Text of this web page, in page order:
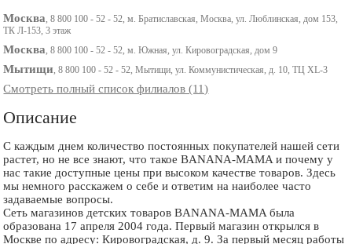
Москва, 8 800 100 - 52 - 52, м. Братиславская, Москва, ул. Люблинская, дом 153,
ТК Л-153, 3 этаж
Москва, 8 800 100 - 52 - 52, м. Южная, ул. Кировоградская, дом 9
Мытищи, 8 800 100 - 52 - 52, Мытищи, ул. Коммунистическая, д. 10, ТЦ XL-3
Смотреть полный список филиалов (11)
Описание
С каждым днем количество постоянных покупателей нашей сети
растет, но не все знают, что такое BANANA-MAMA и почему у
нас такие доступные цены при высоком качестве товаров. Здесь
мы немного расскажем о себе и ответим на наиболее часто
задаваемые вопросы.
Сеть магазинов детских товаров BANANA-MAMA была
образована 17 апреля 2004 года. Первый магазин открылся в
Москве по адресу: Кировоградская, д. 9. За первый месяц работы